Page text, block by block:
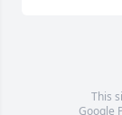
This
Google